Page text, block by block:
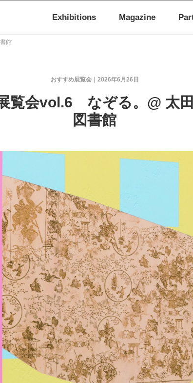
Exhibitions Magazine
館
2026年6月26日
おすすめ展覧会
覧会vol.6 なぞる。@ 太田
図書館